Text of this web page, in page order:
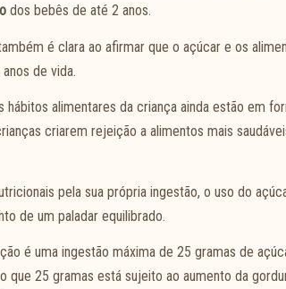
dos bebês de até 2 anos.
é clara ao afirmar que o açúcar e os
de vida.
hábitos alimentares da criança ainda estão em
criarem rejeição a alimentos mais
pela sua própria ingestão, o uso do
de um paladar equilibrado.
é uma ingestão máxima de 25 gramas de
que 25 gramas está sujeito ao aumento da